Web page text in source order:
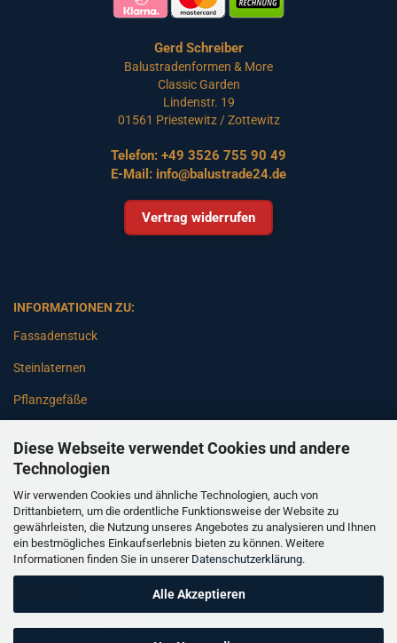
Diese Webseite verwendet Cookies und andere
Technologien
Wir verwenden Cookies und ähnliche Technologien, auch von
Drittanbietern, um die ordentliche Funktionsweise der Website zu
gewährleisten, die Nutzung unseres Angebotes zu analysieren und Ihnen
ein bestmögliches Einkaufserlebnis bieten zu können. Weitere
Informationen finden Sie in unserer Datenschutzerklärung.
Alle Akzeptieren
Gerd Schreiber
Balustradenformen & More
Classic Garden
Lindenstr. 19
01561 Priestewitz / Zottewitz
Telefon: +49 3526 755 90 49
E-Mail: info@balustrade24.de
Vertrag widerrufen
INFORMATIONEN ZU:
Fassadenstuck
Steinlaternen
Pflanzgefäße
Gartenbänke
Pfeiler
Gartenbrunnen
Gartenfiguren